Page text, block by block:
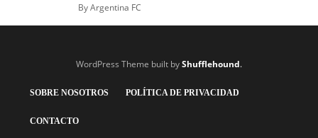
ByArgentina FC
WordPress Theme built byShufflehound.
SOBRE NOSOTROS POLÍTICA DE PRIVACIDAD
CONTACTO